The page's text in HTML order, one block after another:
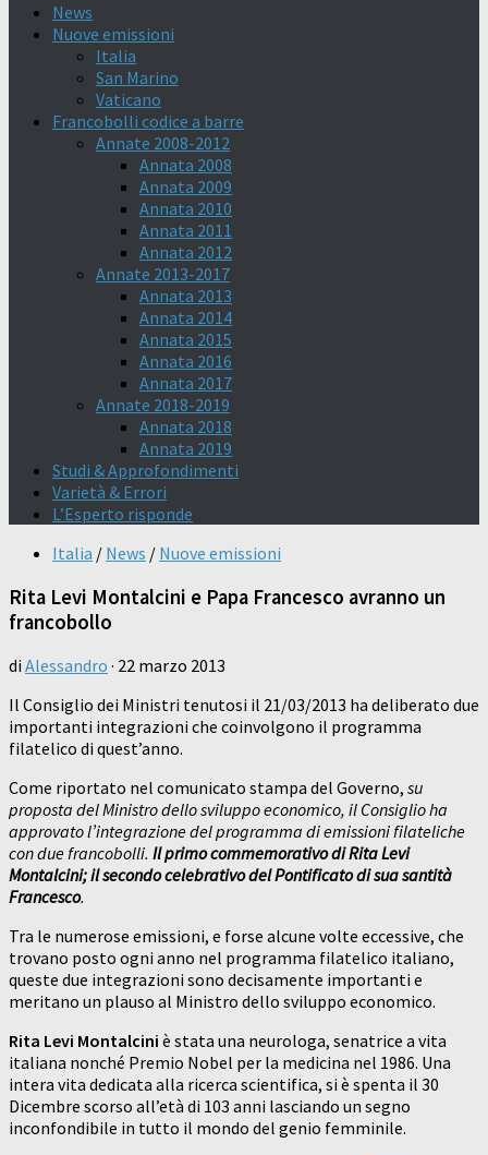
News
Nuove emissioni
Italia
San Marino
Vaticano
Francobolli codice a barre
Annate 2008-2012
Annata 2008
Annata 2009
Annata 2010
Annata 2011
Annata 2012
Annate 2013-2017
Annata 2013
Annata 2014
Annata 2015
Annata 2016
Annata 2017
Annate 2018-2019
Annata 2018
Annata 2019
Studi & Approfondimenti
Varietà & Errori
L’Esperto risponde
Italia / News / Nuove emissioni
Rita Levi Montalcini e Papa Francesco avranno un
francobollo
di Alessandro · 22 marzo 2013
Il Consiglio dei Ministri tenutosi il 21/03/2013 ha deliberato due
importanti integrazioni che coinvolgono il programma
filatelico di quest’anno.
Come riportato nel comunicato stampa del Governo, su
proposta del Ministro dello sviluppo economico, il Consiglio ha
approvato l’integrazione del programma di emissioni filateliche
con due francobolli. Il primo commemorativo di Rita Levi
Montalcini; il secondo celebrativo del Pontificato di sua santità
Francesco.
Tra le numerose emissioni, e forse alcune volte eccessive, che
trovano posto ogni anno nel programma filatelico italiano,
queste due integrazioni sono decisamente importanti e
meritano un plauso al Ministro dello sviluppo economico.
Rita Levi Montalcini è stata una neurologa, senatrice a vita
italiana nonché Premio Nobel per la medicina nel 1986. Una
intera vita dedicata alla ricerca scientifica, si è spenta il 30
Dicembre scorso all’età di 103 anni lasciando un segno
inconfondibile in tutto il mondo del genio femminile.